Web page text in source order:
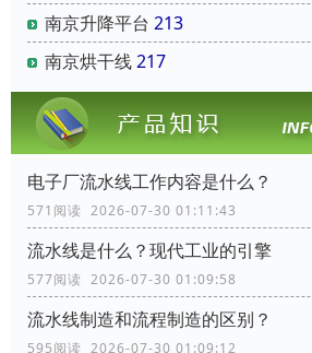
南京升降平台 213
南京烘干线217
电子厂流水线工作内容是什么？
571阅读 2026-07-30 01:11:43
流水线是什么？现代工业的引擎
577阅读 2026-07-30 01:09:58
流水线制造和流程制造的区别？
595阅读 2026-07-30 01:09:12